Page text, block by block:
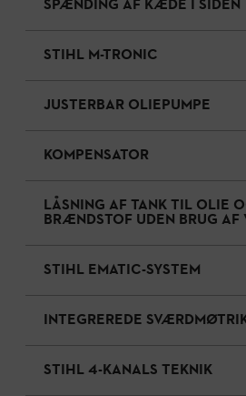
SPÆNDING AF KÆDE I SIDEN
STIHL M-TRONIC
JUSTERBAR OLIEPUMPE
KOMPENSATOR
LÅSNING AF TANK TIL OLIE
BRÆNDSTOF UDEN BRUG
STIHL EMATIC-SYSTEM
INTEGREREDE
STIHL 4-KANALS TEKNIK